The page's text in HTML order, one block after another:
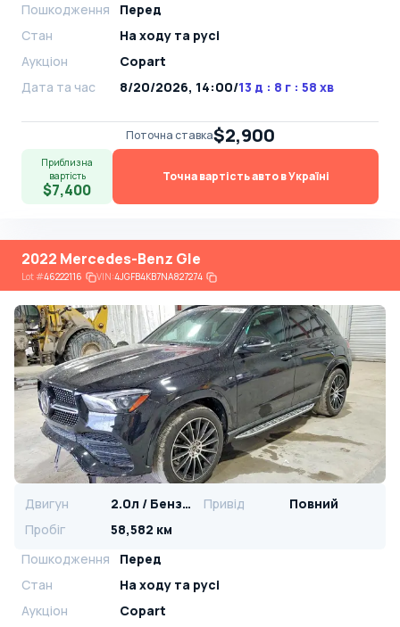
Пошкодження
Перед
Стан
На ​​ходу та русі
Аукціон
Copart
Дата та час
8/20/2026, 14:00/13 д : 8 г : 58 хв
Поточна ставка$2,900
Приблизна
вартість
$7,400
Точна вартість авто в Україні
2022 Mercedes-Benz Gle
Lot#46222116 VIN:4JGFB4KB7NA827274
Двигун 2.0л / Бензин Привід
Повний
Пробіг
58,582 км
Пошкодження
Перед
Стан
На ​​ходу та русі
Аукціон
Copart